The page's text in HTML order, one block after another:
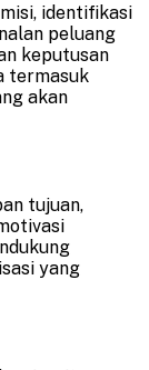
identifikasi
peluang
keputusan
termasuk
akan
tujuan,
yang